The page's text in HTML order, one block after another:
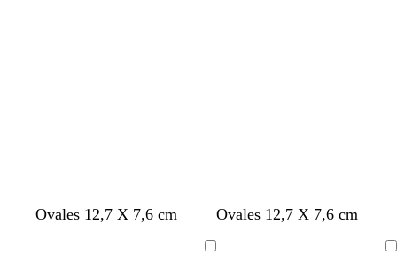
Ovales 12,7 X 7,6 cm Ovales 12,7 X 7,6 cm